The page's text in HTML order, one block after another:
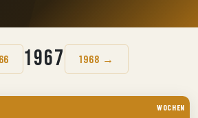
1967 1968 →
WOCHEN